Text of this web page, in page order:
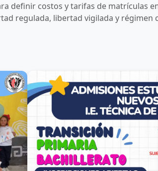
definir costos y tarifas de matrículas
regulada, libertad vigilada y régimen